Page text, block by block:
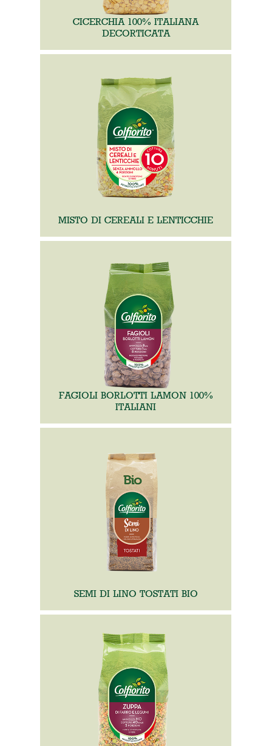
CICERCHIA 100% ITALIANA
DECORTICATA
MISTO DI CEREALI E LENTICCHIE
FAGIOLI BORLOTTI LAMON 100%
ITALIANI
SEMI DI LINO TOSTATI BIO